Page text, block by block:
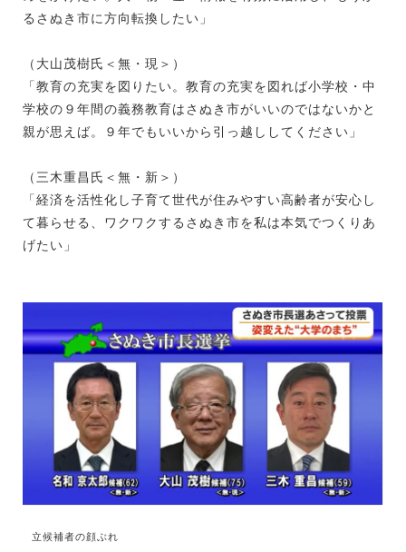
るさぬき市に方向転換したい」
（大山茂樹氏＜無・現＞）
「教育の充実を図りたい。教育の充実を図れば小学校・中
学校の９年間の義務教育はさぬき市がいいのではないかと
親が思えば。９年でもいいから引っ越ししてください」
（三木重昌氏＜無・新＞）
「経済を活性化し子育て世代が住みやすい高齢者が安心し
て暮らせる、ワクワクするさぬき市を私は本気でつくりあ
げたい」
立候補者の顔ぶれ